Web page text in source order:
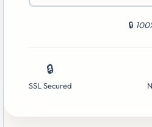
🔒
🔒
SSL Secured